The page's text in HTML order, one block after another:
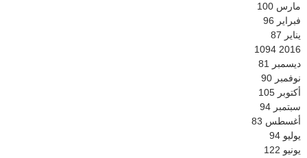
مارس 100
فبراير 96
يناير 87
2016
1094
ديسمبر 81
نوفمبر 90
أكتوبر 105
سبتمبر 94
أغسطس 83
يوليو 94
يونيو 122